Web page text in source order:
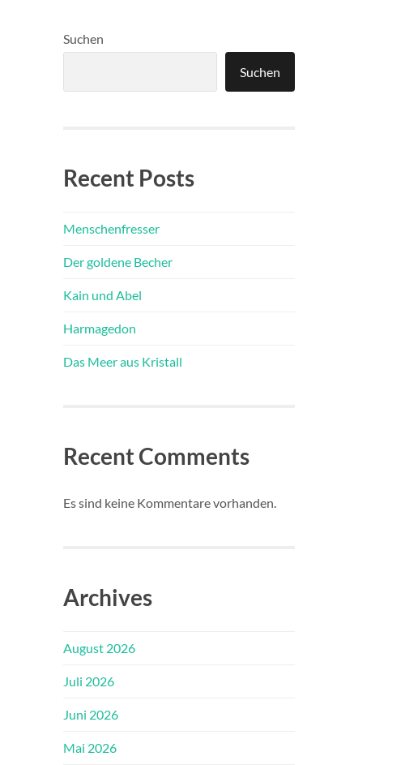
Suchen
Suchen
Recent Posts
Menschenfresser
Der goldene Becher
Kain und Abel
Harmagedon
Das Meer aus Kristall
Recent Comments
Es sind keine Kommentare vorhanden.
Archives
August 2026
Juli 2026
Juni 2026
Mai 2026